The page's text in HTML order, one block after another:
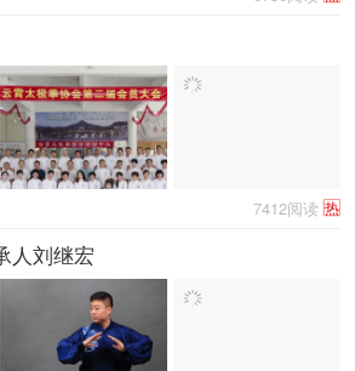
热
7412阅读
人刘继宏